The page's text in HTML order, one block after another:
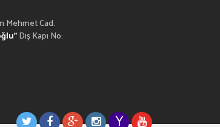
Mehmet Cad.
Dış Kapı No: